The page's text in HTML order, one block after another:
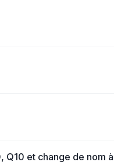
Q10 et change de nom à